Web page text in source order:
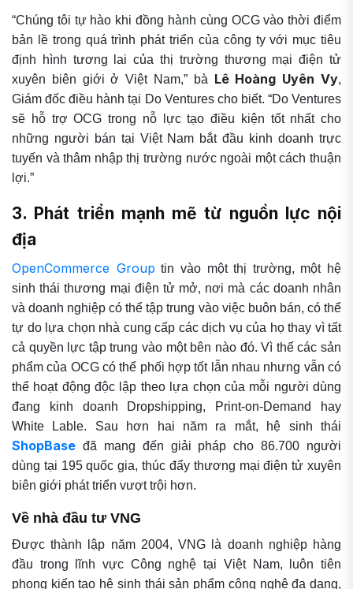
“Chúng tôi tự hào khi đồng hành cùng OCG vào thời điểm
bản lề trong quá trình phát triển của công ty với mục tiêu
định hình tương lai của thị trường thương mại điện tử
xuyên biên giới ở Việt Nam,” bà Lê Hoàng Uyên Vy,
Giám đốc điều hành tại Do Ventures cho biết. “Do Ventures
sẽ hỗ trợ OCG trong nỗ lực tạo điều kiện tốt nhất cho
những người bán tại Việt Nam bắt đầu kinh doanh trực
tuyến và thâm nhập thị trường nước ngoài một cách thuận
lợi.”
3. Phát triển mạnh mẽ từ nguồn lực nội
địa
OpenCommerce Group tin vào một thị trường, một hệ
sinh thái thương mại điện tử mở, nơi mà các doanh nhân
và doanh nghiệp có thể tập trung vào việc buôn bán, có thể
tự do lựa chọn nhà cung cấp các dịch vụ của họ thay vì tất
cả quyền lực tập trung vào một bên nào đó. Vì thế các sản
phẩm của OCG có thể phối hợp tốt lẫn nhau nhưng vẫn có
thể hoạt động độc lập theo lựa chọn của mỗi người dùng
đang kinh doanh Dropshipping, Print-on-Demand hay
White Lable. Sau hơn hai năm ra mắt, hệ sinh thái
ShopBase đã mang đến giải pháp cho 86.700 người
dùng tại 195 quốc gia, thúc đẩy thương mại điện tử xuyên
biên giới phát triển vượt trội hơn.
Về nhà đầu tư VNG
Được thành lập năm 2004, VNG là doanh nghiệp hàng
đầu trong lĩnh vực Công nghệ tại Việt Nam, luôn tiên
phong kiến tạo hệ sinh thái sản phẩm công nghệ đa dạng,